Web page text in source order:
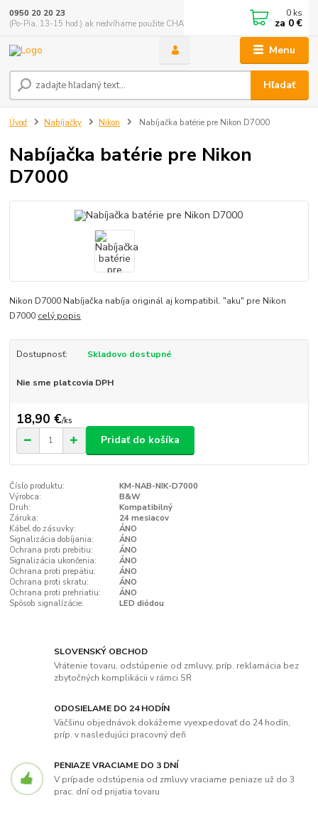
Menu
Hľadať
0950 20 20 23
(Po-Pia, 13-15 hod.) ak nedvíhame použite CHATBOX
0 ks
za 0 €
Úvod Nabíjačky Nikon Nabíjačka batérie pre Nikon D7000
Nabíjačka batérie pre Nikon
D7000
Nikon D7000 Nabíjačka nabíja originál aj kompatibil. "aku" pre Nikon
D7000 celý popis
Dostupnosť: Skladovo dostupné
Nie sme platcovia DPH
18,90 €/ks
Pridať do košíka
Číslo produktu:
KM-NAB-NIK-D7000
Výrobca:
B&W
Druh:
Kompatibilný
Záruka:
24 mesiacov
Kábel do zásuvky:
ÁNO
Signalizácia dobíjania:
ÁNO
Ochrana proti prebitiu:
ÁNO
Signalizácia ukončenia:
ÁNO
Ochrana proti prepätiu:
ÁNO
Ochrana proti skratu:
ÁNO
Ochrana proti prehriatiu:
ÁNO
Spôsob signalízácie:
LED diódou
SLOVENSKÝ OBCHOD
Vrátenie tovaru, odstúpenie od zmluvy, príp. reklamácia bez
zbytočných komplikácii v rámci SR
ODOSIELAME DO 24 HODÍN
Väčšinu objednávok dokážeme vyexpedovať do 24 hodín,
príp. v nasledujúci pracovný deň
PENIAZE VRACIAME DO 3 DNÍ
V prípade odstúpenia od zmluvy vraciame peniaze už do 3
prac. dní od prijatia tovaru